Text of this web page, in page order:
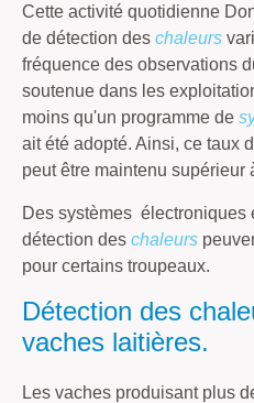
Cette activité quotidienne
de détection des chaleurs
fréquence des observations
soutenue dans les
moins qu'un programme de
ait été adopté. Ainsi, ce taux
peut être maintenu supérieur
Des systèmes électroniques
détection des chaleurs
pour certains troupeaux.
Détection des
vaches laitières.
Les vaches produisant plus